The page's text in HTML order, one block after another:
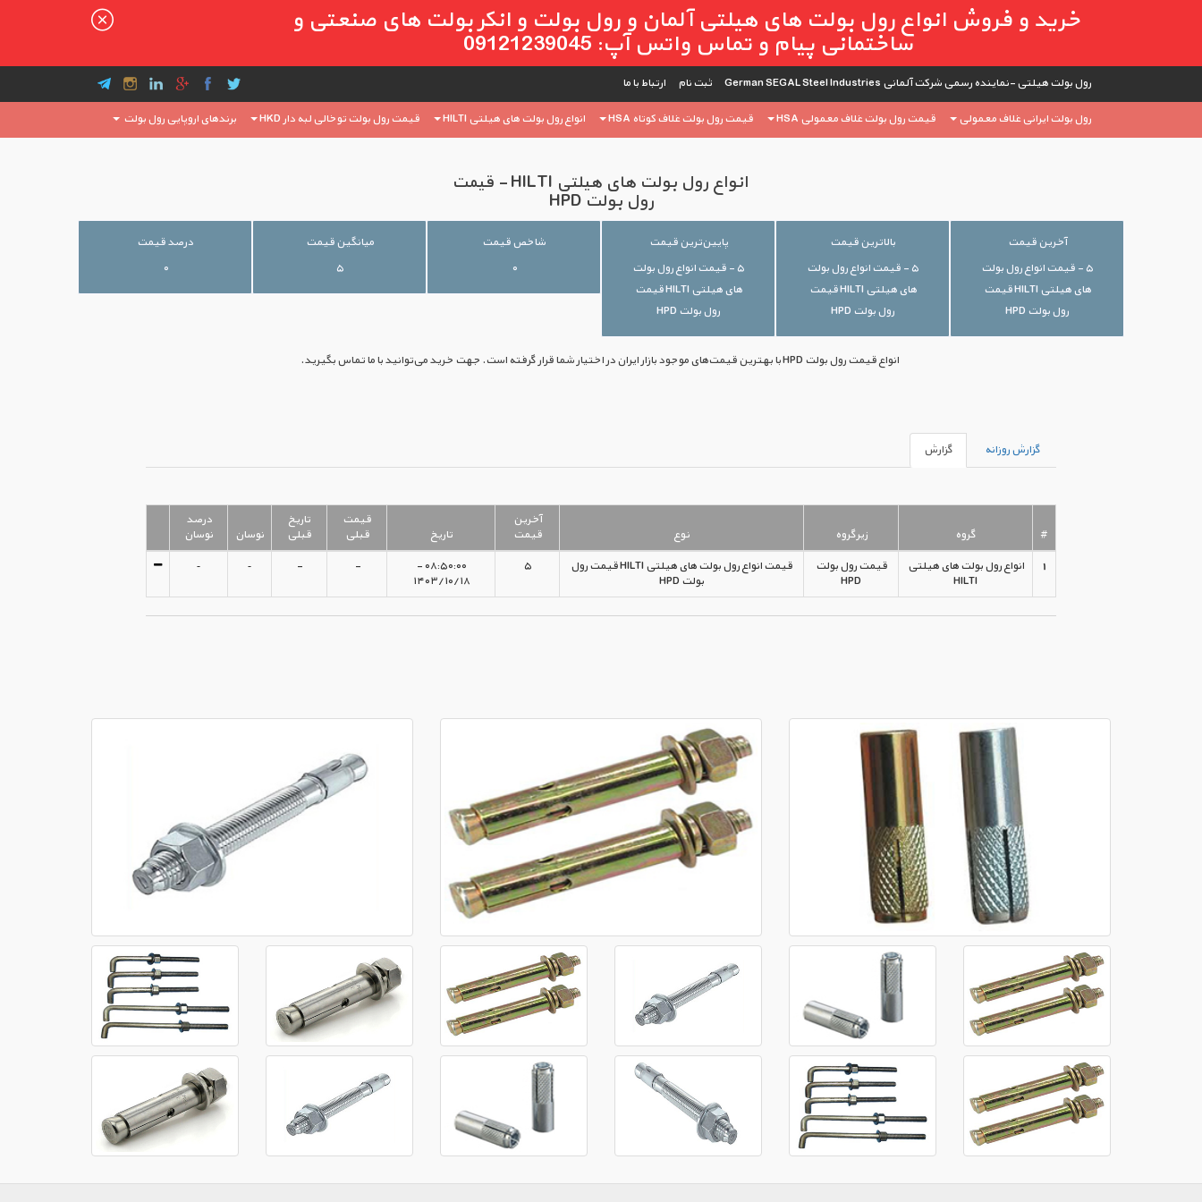
خرید و فروش انواع رول بولت های هیلتی آلمان و رول بولت و انکر بولت های صنعتی و
ساختمانی پیام و تماس واتس آپ: 09121239045
رول بولت هیلتی -نماینده رسمی شرکت آلمانی German SEGAL Steel Industries ثبت ‌نام ارتباط با ما
رول بولت ایرانی غلاف معمولی قیمت رول بولت غلاف معمولی HSA قیمت رول بولت غلاف کوتاه HSA انواع رول بولت های هیلتی HILTI قیمت رول بولت توخالی لبه دار HKD برندهای اروپایی رول بولت
انواع رول بولت های هیلتی HILTI - قیمت
رول بولت HPD
آخرین قیمت
۵ - قیمت انواع رول بولت
های هیلتی HILTI قیمت
رول بولت HPD
بالاترین قیمت
۵ - قیمت انواع رول بولت
های هیلتی HILTI قیمت
رول بولت HPD
پایین‌ترین قیمت
۵ - قیمت انواع رول بولت
های هیلتی HILTI قیمت
رول بولت HPD
شاخص قیمت
۰
میانگین قیمت
۵
درصد قیمت
۰
انواع قیمت رول بولت HPD با بهترین قیمت‌های موجود بازار ایران در اختیار شما قرار گرفته است. جهت خرید می‌توانید با ما تماس بگیرید.
گزارش روزانه گزارش
# گروه زیرگروه نوع
آخرین
قیمت
تاریخ
قیمت
قبلی
تاریخ
قبلی
نوسان
درصد
نوسان
1
انواع رول بولت های هیلتی
HILTI
قیمت رول بولت
HPD
قیمت انواع رول بولت های هیلتی HILTI قیمت رول
بولت HPD
۵
۰۸:۵۰:۰۰ -
۱۴۰۳/۱۰/۱۸
-
-
-
-